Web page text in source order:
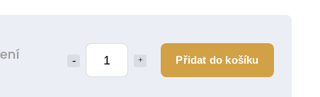
Přidat do košíku